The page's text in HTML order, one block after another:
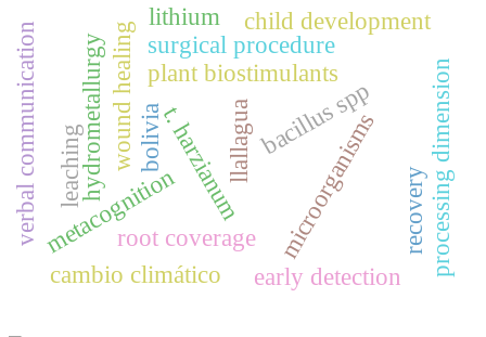
plant biostimulants
t. harzianumbacillus spp
microorganisms
root coverage
wound healing surgical procedure
metacognition
child development
early detection
verbal communication processing dimension
llallagua
bolivia
hydrometallurgy
leaching
lithium
recovery
cambio climático